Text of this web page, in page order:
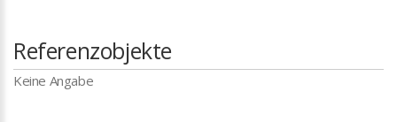
Referenzobjekte
Keine Angabe